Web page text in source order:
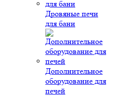
Дровяные печи
для бани
Дополнительное
оборудование для
печей